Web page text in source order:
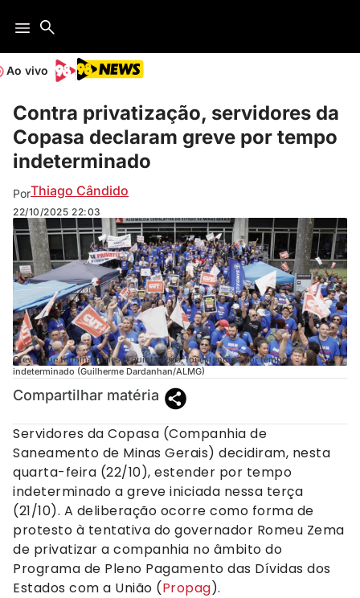
Ao vivo
Contra privatização, servidores da
Copasa declaram greve por tempo
indeterminado
PorThiago Cândido
22/10/2025 22:03
Greve, que terminaria nesta quinta-feira, foi estendida por tempo
indeterminado (Guilherme Dardanhan/ALMG)
Compartilhar matéria
Servidores da Copasa (Companhia de
Saneamento de Minas Gerais) decidiram, nesta
quarta-feira (22/10), estender por tempo
indeterminado a greve iniciada nessa terça
(21/10). A deliberação ocorre como forma de
protesto à tentativa do governador Romeu Zema
de privatizar a companhia no âmbito do
Programa de Pleno Pagamento das Dívidas dos
Estados com a União (Propag).